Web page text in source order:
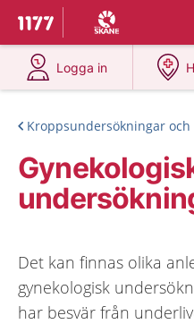
Till startsidan för 1177
Du har valt region
Logga in
på 1177.se
Kroppsundersökningar
Det kan finnas olika
gynekologisk
har besvär från